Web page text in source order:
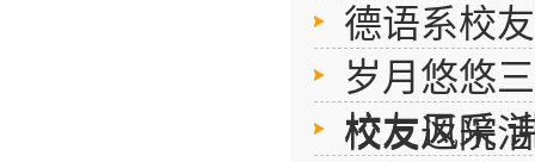
德语系校
岁月悠悠
校友返院
校友风采